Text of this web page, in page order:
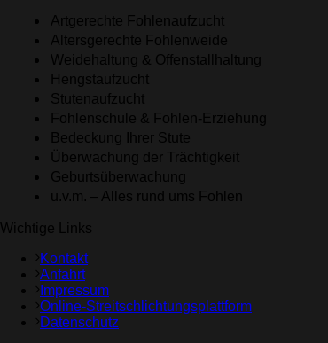
Artgerechte Fohlenaufzucht
Altersgerechte Fohlenweide
Weidehaltung & Offenstallhaltung
Hengstaufzucht
Stutenaufzucht
Fohlenschule & Fohlen-Erziehung
Bedeckung Ihrer Stute
Überwachung der Trächtigkeit
Geburtsüberwachung
u.v.m. – Alles rund ums Fohlen
Wichtige Links
Kontakt
Anfahrt
Impressum
Online-Streitschlichtungsplattform
Datenschutz